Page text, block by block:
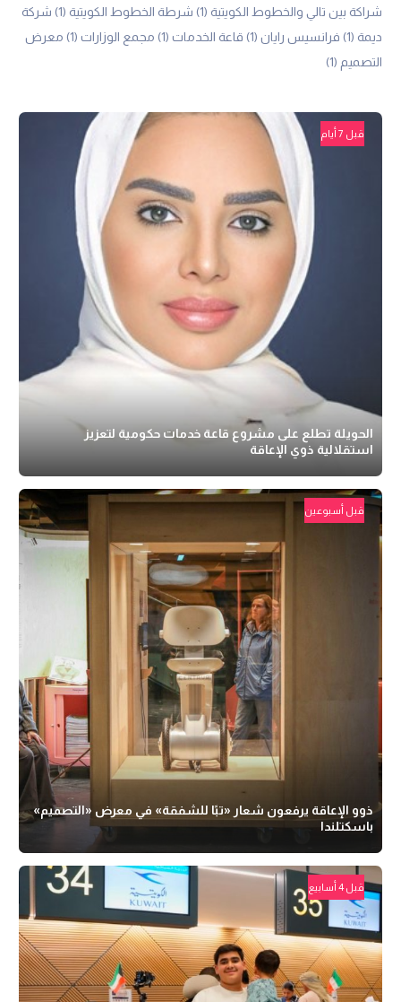
شراكة بين تالي والخطوط الكويتية (1) شرطة الخطوط الكويتية (1)
شركة
ديمة (1) فرانسيس رايان (1) قاعة الخدمات (1) مجمع الوزارات (1)
معرض
التصميم (1)
قبل 7 أيام
الحويلة تطلع على مشروع قاعة خدمات حكومية لتعزيز
استقلالية ذوي الإعاقة
قبل أسبوعين
ذوو الإعاقة يرفعون شعار «تبًا للشفقة» في معرض «التصميم»
باسكتلندا
قبل 4 أسابيع